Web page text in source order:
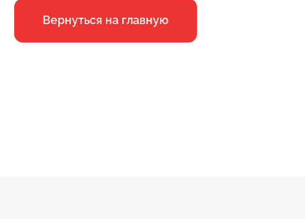
Вернуться на главную